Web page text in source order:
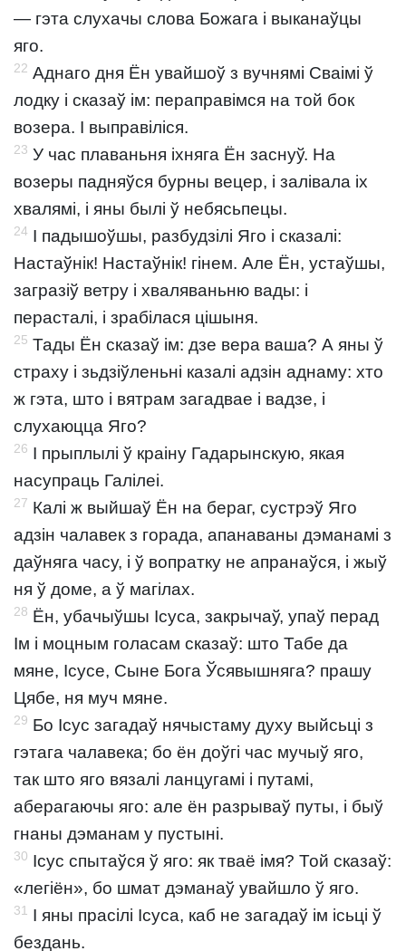
— гэта слухачы слова Божага і выканаўцы
яго.
22 Аднаго дня Ён увайшоў з вучнямі Сваімі ў
лодку і сказаў ім: пераправімся на той бок
возера. І выправіліся.
23 У час плаваньня іхняга Ён заснуў. На
возеры падняўся бурны вецер, і залівала іх
хвалямі, і яны былі ў небясьпецы.
24 І падышоўшы, разбудзілі Яго і сказалі:
Настаўнік! Настаўнік! гінем. Але Ён, устаўшы,
загразіў ветру і хваляваньню вады: і
перасталі, і зрабілася цішыня.
25 Тады Ён сказаў ім: дзе вера ваша? А яны ў
страху і зьдзіўленьні казалі адзін аднаму: хто
ж гэта, што і вятрам загадвае і вадзе, і
слухаюцца Яго?
26 І прыплылі ў краіну Гадарынскую, якая
насупраць Галілеі.
27 Калі ж выйшаў Ён на бераг, сустрэў Яго
адзін чалавек з горада, апанаваны дэманамі з
даўняга часу, і ў вопратку не апранаўся, і жыў
ня ў доме, а ў магілах.
28 Ён, убачыўшы Ісуса, закрычаў, упаў перад
Ім і моцным голасам сказаў: што Табе да
мяне, Ісусе, Сыне Бога Ўсявышняга? прашу
Цябе, ня муч мяне.
29 Бо Ісус загадаў нячыстаму духу выйсьці з
гэтага чалавека; бо ён доўгі час мучыў яго,
так што яго вязалі ланцугамі і путамі,
аберагаючы яго: але ён разрываў путы, і быў
гнаны дэманам у пустыні.
30 Ісус спытаўся ў яго: як тваё імя? Той сказаў:
«легіён», бо шмат дэманаў увайшло ў яго.
31 І яны прасілі Ісуса, каб не загадаў ім ісьці ў
бездань.